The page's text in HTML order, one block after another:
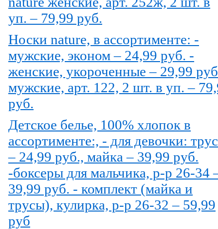
уп. – 79,99 руб.
Носки nature, в ассортименте: -
мужские, эконом – 24,99 руб. -
женские, укороченные – 29,99
мужские, арт. 122, 2 шт. в уп. –
руб.
Детское белье, 100% хлопок в
ассортименте:, - для девочки:
– 24,99 руб., майка – 39,99 руб.
-боксеры для мальчика, р-р 26-34
39,99 руб. - комплект (майка и
трусы), кулирка, р-р 26-32 – 59,99
руб